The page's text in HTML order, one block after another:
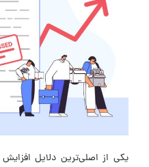
یکی از اصلی‌ترین دلایل